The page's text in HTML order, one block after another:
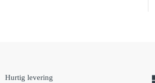
Hurtig levering